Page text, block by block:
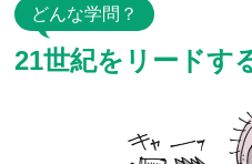
どんな学問？
21世紀をリードす